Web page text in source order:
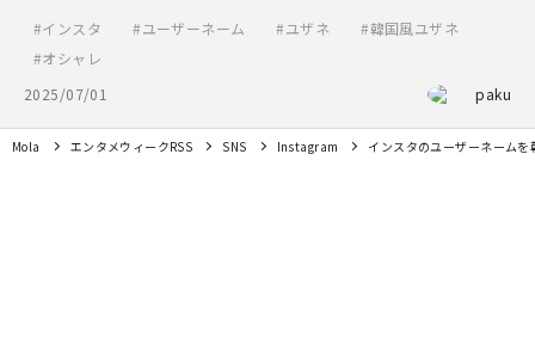
インスタ ユーザーネーム ユザネ
韓国風ユザネ
オシャレ
2025/07/01
paku
Mola エンタメウィークRSS SNS Instagram インスタのユーザーネーム